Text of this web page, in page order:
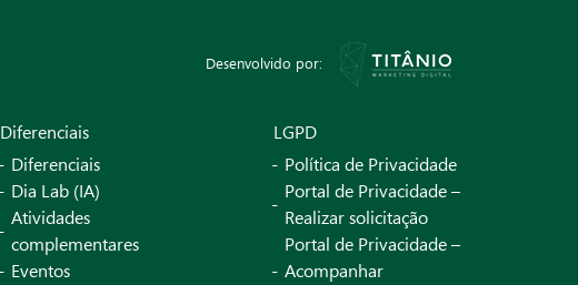
Desenvolvido por:
Diferenciais
Diferenciais
Dia Lab (IA)
Atividades
complementares
Eventos
LGPD
Política de Privacidade
Portal de Privacidade –
Realizar solicitação
Portal de Privacidade –
Acompanhar